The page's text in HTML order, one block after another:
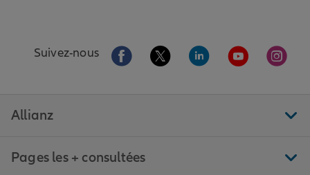
Suivez-nous Aller sur la page Facebook de Allianz
Aller sur la page Twitter de
Aller sur la page
Aller sur la
Aller
Allianz
Pages les + consultées